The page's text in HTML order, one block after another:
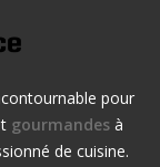
pour
gourmandesà
de cuisine.